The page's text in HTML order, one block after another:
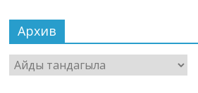
Архив
Архив